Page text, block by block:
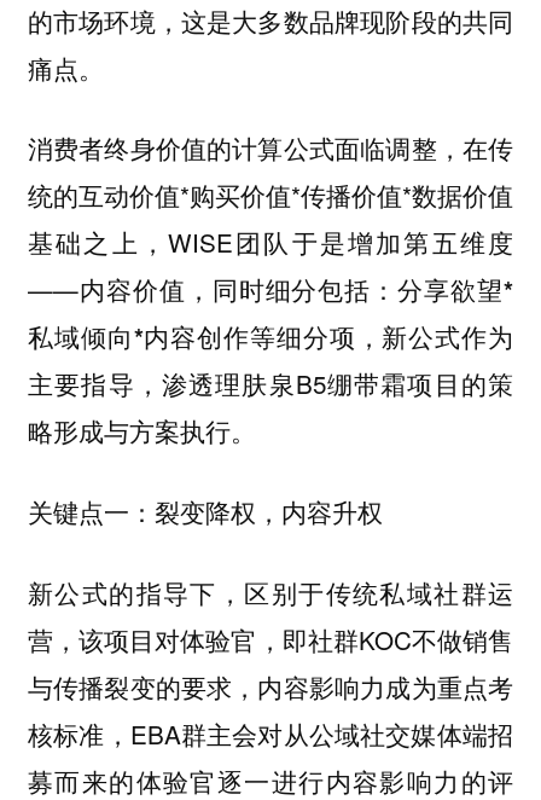
的市场环境，这是大多数品牌现阶段的共同
痛点。
消费者终身价值的计算公式面临调整，在传
统的互动价值*购买价值*传播价值*数据价值
基础之上，WISE团队于是增加第五维度
——内容价值，同时细分包括：分享欲望*
私域倾向*内容创作等细分项，新公式作为
主要指导，渗透理肤泉B5绷带霜项目的策
略形成与方案执行。
关键点一：裂变降权，内容升权
新公式的指导下，区别于传统私域社群运
营，该项目对体验官，即社群KOC不做销售
与传播裂变的要求，内容影响力成为重点考
核标准，EBA群主会对从公域社交媒体端招
募而来的体验官逐一进行内容影响力的评